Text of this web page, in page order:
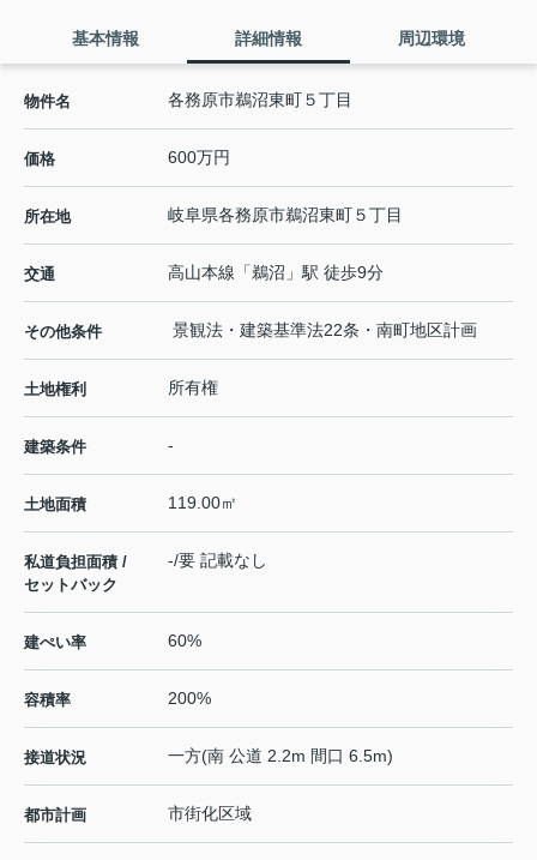
基本情報 詳細情報 周辺環境
物件名 各務原市鵜沼東町５丁目
価格 600万円
所在地 岐阜県各務原市鵜沼東町５丁目
交通 高山本線 「鵜沼 」駅 徒歩9分
その他条件 景観法・建築基準法22条・南町地区計画
土地権利 所有権
建築条件 -
土地面積 119.00㎡
私道負担面積 /
セットバック
-/要 記載なし
建ぺい率 60%
容積率 200%
接道状況 一方(南 公道 2.2m 間口 6.5m)
都市計画 市街化区域